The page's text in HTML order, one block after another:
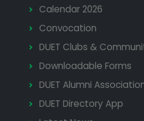
Calendar 2026
Convocation
DUET Clubs &
Downloadable Forms
DUET Alumni
DUET Directory App